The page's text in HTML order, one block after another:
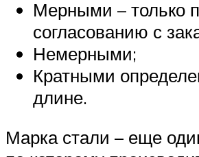
Мерными – только
согласованию с
Немерными;
Кратными
длине.
Марка стали – еще